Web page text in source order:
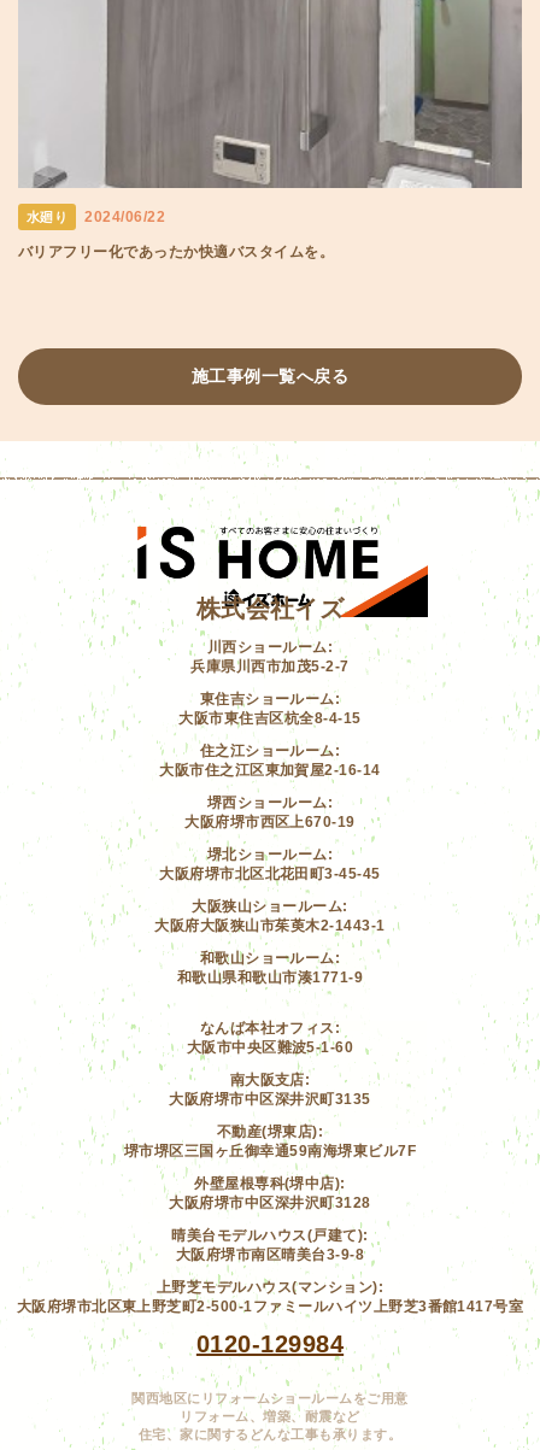
水廻り 2024/06/22
バリアフリー化であったか快適バスタイムを。
施工事例一覧へ戻る
株式会社イズ
川西ショールーム:
兵庫県川西市加茂5-2-7
東住吉ショールーム:
大阪市東住吉区杭全8-4-15
住之江ショールーム:
大阪市住之江区東加賀屋2-16-14
堺西ショールーム:
大阪府堺市西区上670-19
堺北ショールーム:
大阪府堺市北区北花田町3-45-45
大阪狭山ショールーム:
大阪府大阪狭山市茱萸木2-1443-1
和歌山ショールーム:
和歌山県和歌山市湊1771-9
なんば本社オフィス:
大阪市中央区難波5-1-60
南大阪支店:
大阪府堺市中区深井沢町3135
不動産(堺東店):
堺市堺区三国ヶ丘御幸通59南海堺東ビル7F
外壁屋根専科(堺中店):
大阪府堺市中区深井沢町3128
晴美台モデルハウス(戸建て):
大阪府堺市南区晴美台3-9-8
上野芝モデルハウス(マンション):
大阪府堺市北区東上野芝町2-500-1ファミールハイツ上野芝3番館1417号室
0120-129984
関西地区にリフォームショールームをご用意
リフォーム、増築、耐震など
住宅、家に関するどんな工事も承ります。